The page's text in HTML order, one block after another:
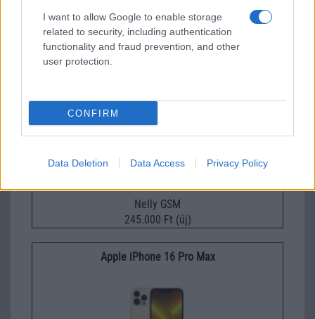
I want to allow Google to enable storage
related to security, including authentication
functionality and fraud prevention, and other
user protection.
CONFIRM
Data Deletion Data Access Privacy Policy
Euro Gsm
435.000 Ft (új)
Nelly GSM
245.000 Ft (új)
Apple iPhone 16 Pro Max